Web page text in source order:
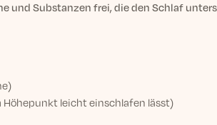
und Substanzen frei, die den Schlaf
Höhepunkt leicht einschlafen lässt)